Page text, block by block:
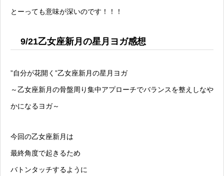
とーっても意味が深いのです！！！
9/21乙女座新月の星月ヨガ感想
”自分が花開く”乙女座新月の星月ヨガ
～乙女座新月の骨盤周り集中アプローチでバランスを整えしなや
かになるヨガ～
今回の乙女座新月は
最終角度で起きるため
バトンタッチするように